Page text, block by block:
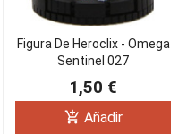
Figura De Heroclix - Omega
Sentinel 027
1,50 €
add_shopping_cart Añadir